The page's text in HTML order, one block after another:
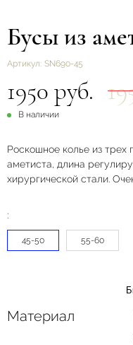
Бусы из
Артикул: SN690-45
1950 руб.
В наличии
Роскошное колье из трех
аметиста, длина
хирургической стали.
:
45-50 55-60
Материал